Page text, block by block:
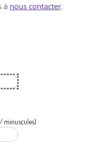
à nous contacter.
minuscules)